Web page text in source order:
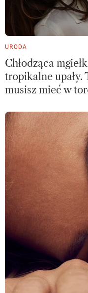
URODA
Chłodząca
tropikalne upały.
musisz mieć w